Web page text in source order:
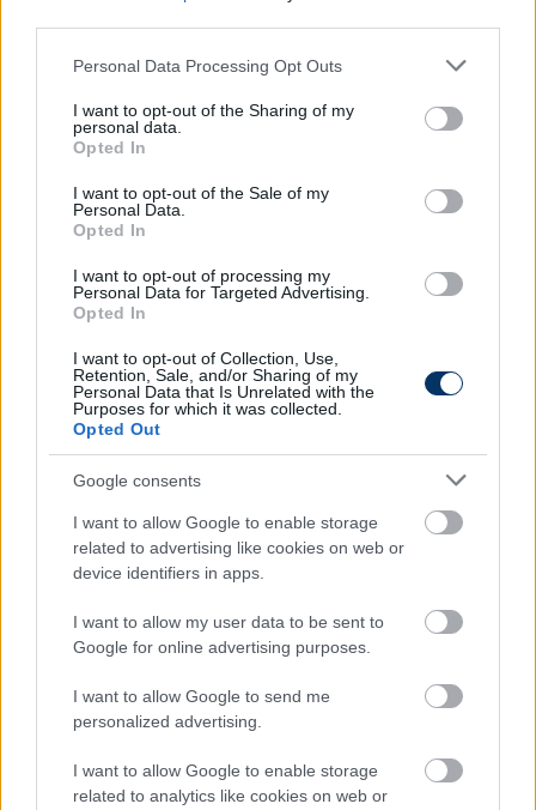
Please note that this website/app uses one or more Google
not limited to your visit or usage behaviour. You may click to
grant or deny consent to Google and its third-party tags to
use your data for below specified purposes in below Google
consent section.
Personal Data Processing Opt Outs
I want to opt-out of the Sharing of my
personal data.
Opted In
I want to opt-out of the Sale of my
Personal Data.
Opted In
I want to opt-out of processing my
Personal Data for Targeted Advertising.
Opted In
I want to opt-out of Collection, Use,
Retention, Sale, and/or Sharing of my
Personal Data that Is Unrelated with the
Purposes for which it was collected.
Opted Out
Google consents
I want to allow Google to enable storage
related to advertising like cookies on web or
device identifiers in apps.
I want to allow my user data to be sent to
Google for online advertising purposes.
I want to allow Google to send me
personalized advertising.
I want to allow Google to enable storage
related to analytics like cookies on web or
– A magyar labdarúgás legnagyobb múltú klubja
csatlakozik a Macron családhoz, és nagy örömmel
vágunk neki ennek az új kalandnak ezzel a hosszú
a Macron vezérigazgatója. – Elég egy pillantást vetni
a Ferencváros trófeáira, hogy megértsük a klub
versenyszellemét, és ez nagyszerű ösztönzés lesz
számunkra, hogy olyan felszereléseket készítsünk,
amelyek kifejezik a Zöld Sasok identitását, és a
játékosokat és a legszenvedélyesebb szurkolókat is
büszkévé tegyék" – tette hozzá.